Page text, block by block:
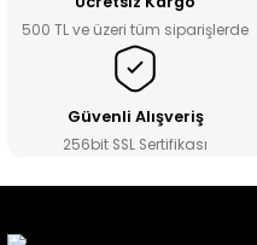
500 TL ve üzeri tüm siparişlerde
Güvenli Alışveriş
256bit SSL Sertifikası